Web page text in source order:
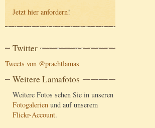
Jetzt hier anfordern!
Twitter
Tweets von @prachtlamas
Weitere Lamafotos
Weitere Fotos sehen Sie in unseren
Fotogalerien und auf unserem
Flickr-Account.